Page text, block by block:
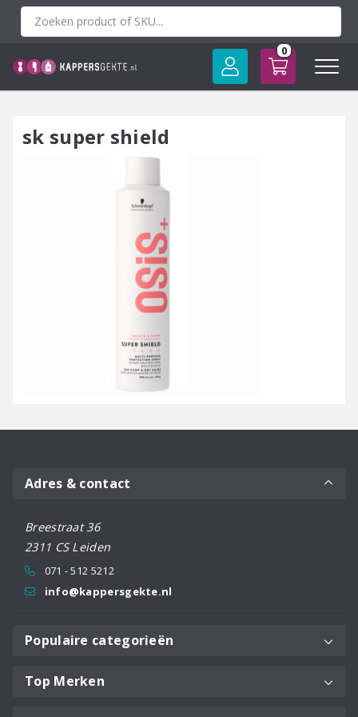
Spring
0
sk super shield
Adres & contact
Breestraat 36
2311 CS Leiden
071 - 512 5212
info@kappersgekte.nl
Populaire categorieën
Top Merken